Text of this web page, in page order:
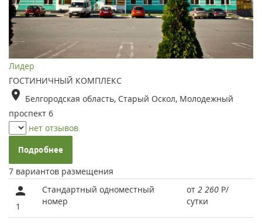
Лидер
ГОСТИНИЧНЫЙ КОМПЛЕКС
Белгородская область, Старый Оскол, Молодежный
проспект 6
нет отзывов
Подробнее
7 вариантов размещения
1
Стандартный одноместный
номер
от 2 260 Р/
сутки